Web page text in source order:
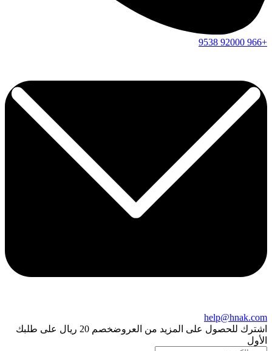
+966
92000
9538
help@hnak.com
اشترك للحصول على المزيد من العروض
خصم 20 ريال على طلبك
الأول